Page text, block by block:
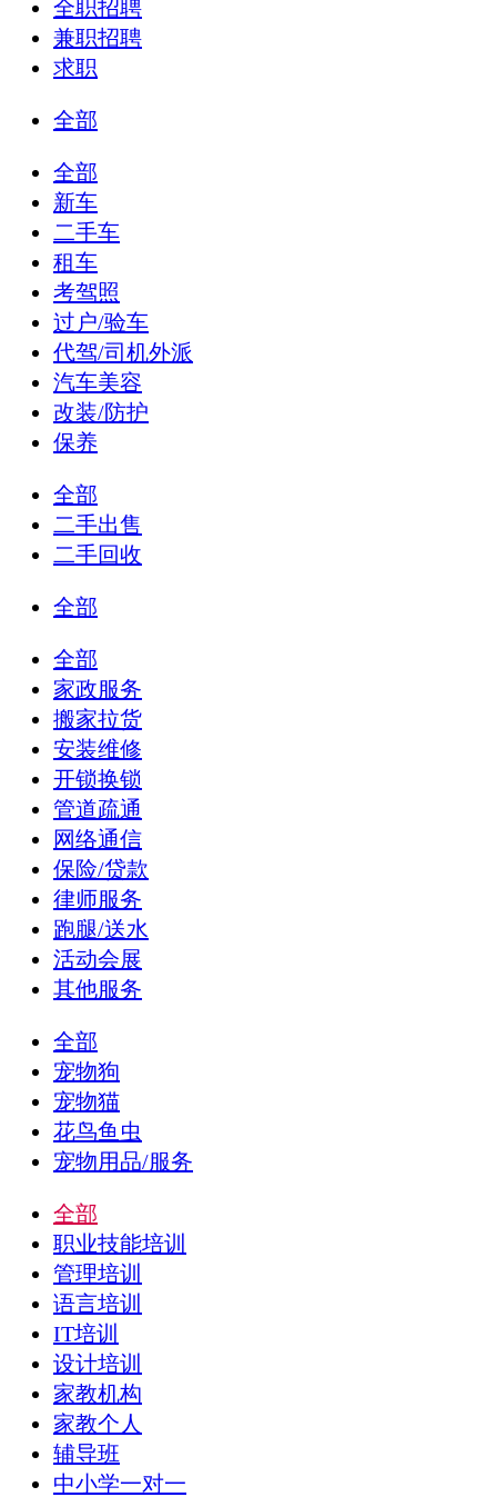
全职招聘
兼职招聘
求职
全部
全部
新车
二手车
租车
考驾照
过户/验车
代驾/司机外派
汽车美容
改装/防护
保养
全部
二手出售
二手回收
全部
全部
家政服务
搬家拉货
安装维修
开锁换锁
管道疏通
网络通信
保险/贷款
律师服务
跑腿/送水
活动会展
其他服务
全部
宠物狗
宠物猫
花鸟鱼虫
宠物用品/服务
全部
职业技能培训
管理培训
语言培训
IT培训
设计培训
家教机构
家教个人
辅导班
中小学一对一